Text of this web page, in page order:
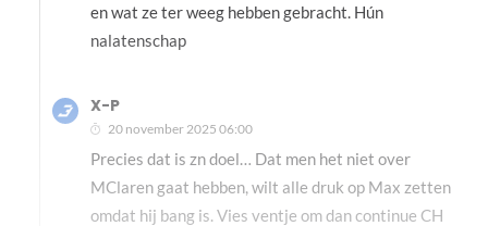
X-P
20 november 2025 06:00
Precies dat is zn doel… Dat men het niet over
MClaren gaat hebben, wilt alle druk op Max zetten
omdat hij bang is. Vies ventje om dan continue CH
en wat ze ter weeg hebben gebracht. Hún
nalatenschap